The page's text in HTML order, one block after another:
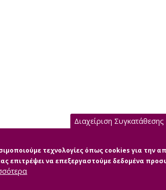
Διαχείριση Συγκατάθεσης
τεχνολογίες όπως cookies για
επιτρέψει να επεξεργαστούμε δεδομένα